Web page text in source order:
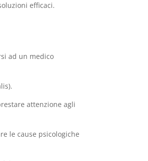
efficaci.
ad un medico
attenzione agli
le cause psicologiche